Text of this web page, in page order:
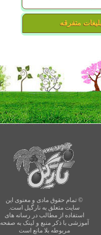
متفرقه
© تمام حقوق مادی و معنوی این
سایت متعلق به نارگیل است.
استفاده از مطالب در رسانه های
آموزشی با ذکر منبع و لینک به صفحه
مربوطه بلا مانع است